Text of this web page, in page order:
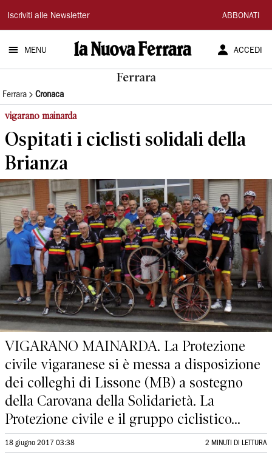
La
Nuova
Ferrara
Iscriviti alle Newsletter ABBONATI
MENU ACCEDI
Ferrara
Ferrara Cronaca
vigarano mainarda
Ospitati i ciclisti solidali della
Brianza
VIGARANO MAINARDA. La Protezione
civile vigaranese si è messa a disposizione
dei colleghi di Lissone (MB) a sostegno
della Carovana della Solidarietà. La
Protezione civile e il gruppo ciclistico...
18 giugno 2017 03:38 2 MINUTI DI LETTURA